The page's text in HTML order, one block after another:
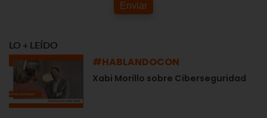
Enviar
LO + LEÍDO
#HABLANDOCON
Xabi Morillo sobre Ciberseguridad